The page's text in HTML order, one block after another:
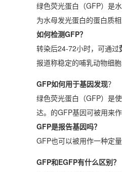
绿色荧光蛋白（GFP）是
为水母发光蛋白的蛋白质
如何检测GFP？
转染后24-72小时，可通过
报道称稳定的哺乳动物细胞
GFP如何用于基因发现？
绿色荧光蛋白（GFP）是
达。的GFP基因可被用来
GFP是报告基因吗？
GFP也可以被用作一种定
GFP和EGFP有什么区别？